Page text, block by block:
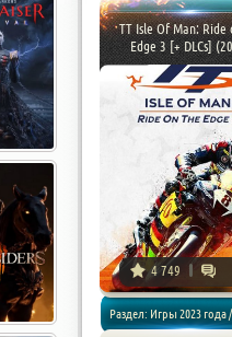
TT Isle Of Man: Ride
Edge 3 [+ DLCs]
4 749
Раздел: Игры 2023 года /